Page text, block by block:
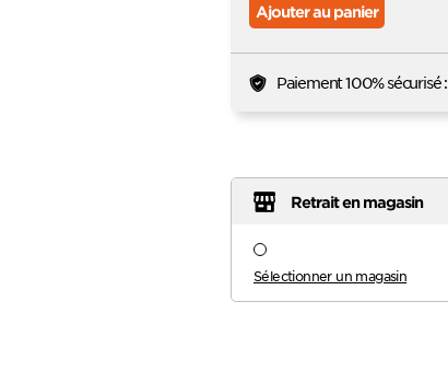
Ajouter au panier
Paiement 100% sécurisé :
Retrait en magasin
Sélectionner un magasin